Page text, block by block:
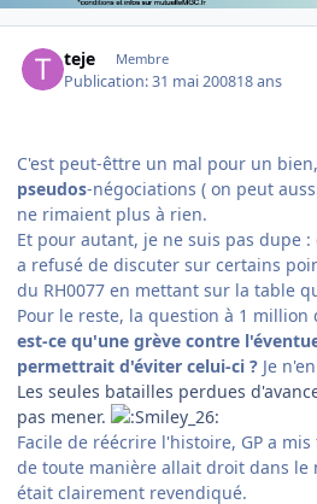
teje Membre
Publication:31 mai 200818 ans
C'est peut-êttre un mal pour un
pseudos-négociations ( on peut
ne rimaient plus à rien.
Et pour autant, je ne suis pas dupe
a refusé de discuter sur certains
du RH0077 en mettant sur la table
Pour le reste, la question à 1 million
est-ce qu'une grève contre
permettrait d'éviter celui-ci ? Je
Les seules batailles perdues
pas mener.
Facile de réécrire l'histoire, GP a
de toute manière allait droit dans
était clairement revendiqué.